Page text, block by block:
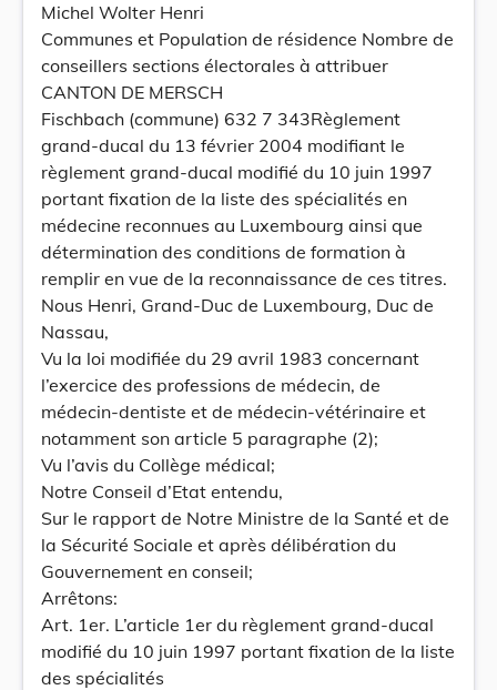
Michel Wolter Henri
Communes et Population de résidence Nombre de
conseillers sections électorales à attribuer
CANTON DE MERSCH
Fischbach (commune) 632 7 343Règlement
grand-ducal du 13 février 2004 modifiant le
règlement grand-ducal modifié du 10 juin 1997
portant fixation de la liste des spécialités en
médecine reconnues au Luxembourg ainsi que
détermination des conditions de formation à
remplir en vue de la reconnaissance de ces titres.
Nous Henri, Grand-Duc de Luxembourg, Duc de
Nassau,
Vu la loi modifiée du 29 avril 1983 concernant
l’exercice des professions de médecin, de
médecin-dentiste et de médecin-vétérinaire et
notamment son article 5 paragraphe (2);
Vu l’avis du Collège médical;
Notre Conseil d’Etat entendu,
Sur le rapport de Notre Ministre de la Santé et de
la Sécurité Sociale et après délibération du
Gouvernement en conseil;
Arrêtons:
Art. 1er. L’article 1er du règlement grand-ducal
modifié du 10 juin 1997 portant fixation de la liste
des spécialités